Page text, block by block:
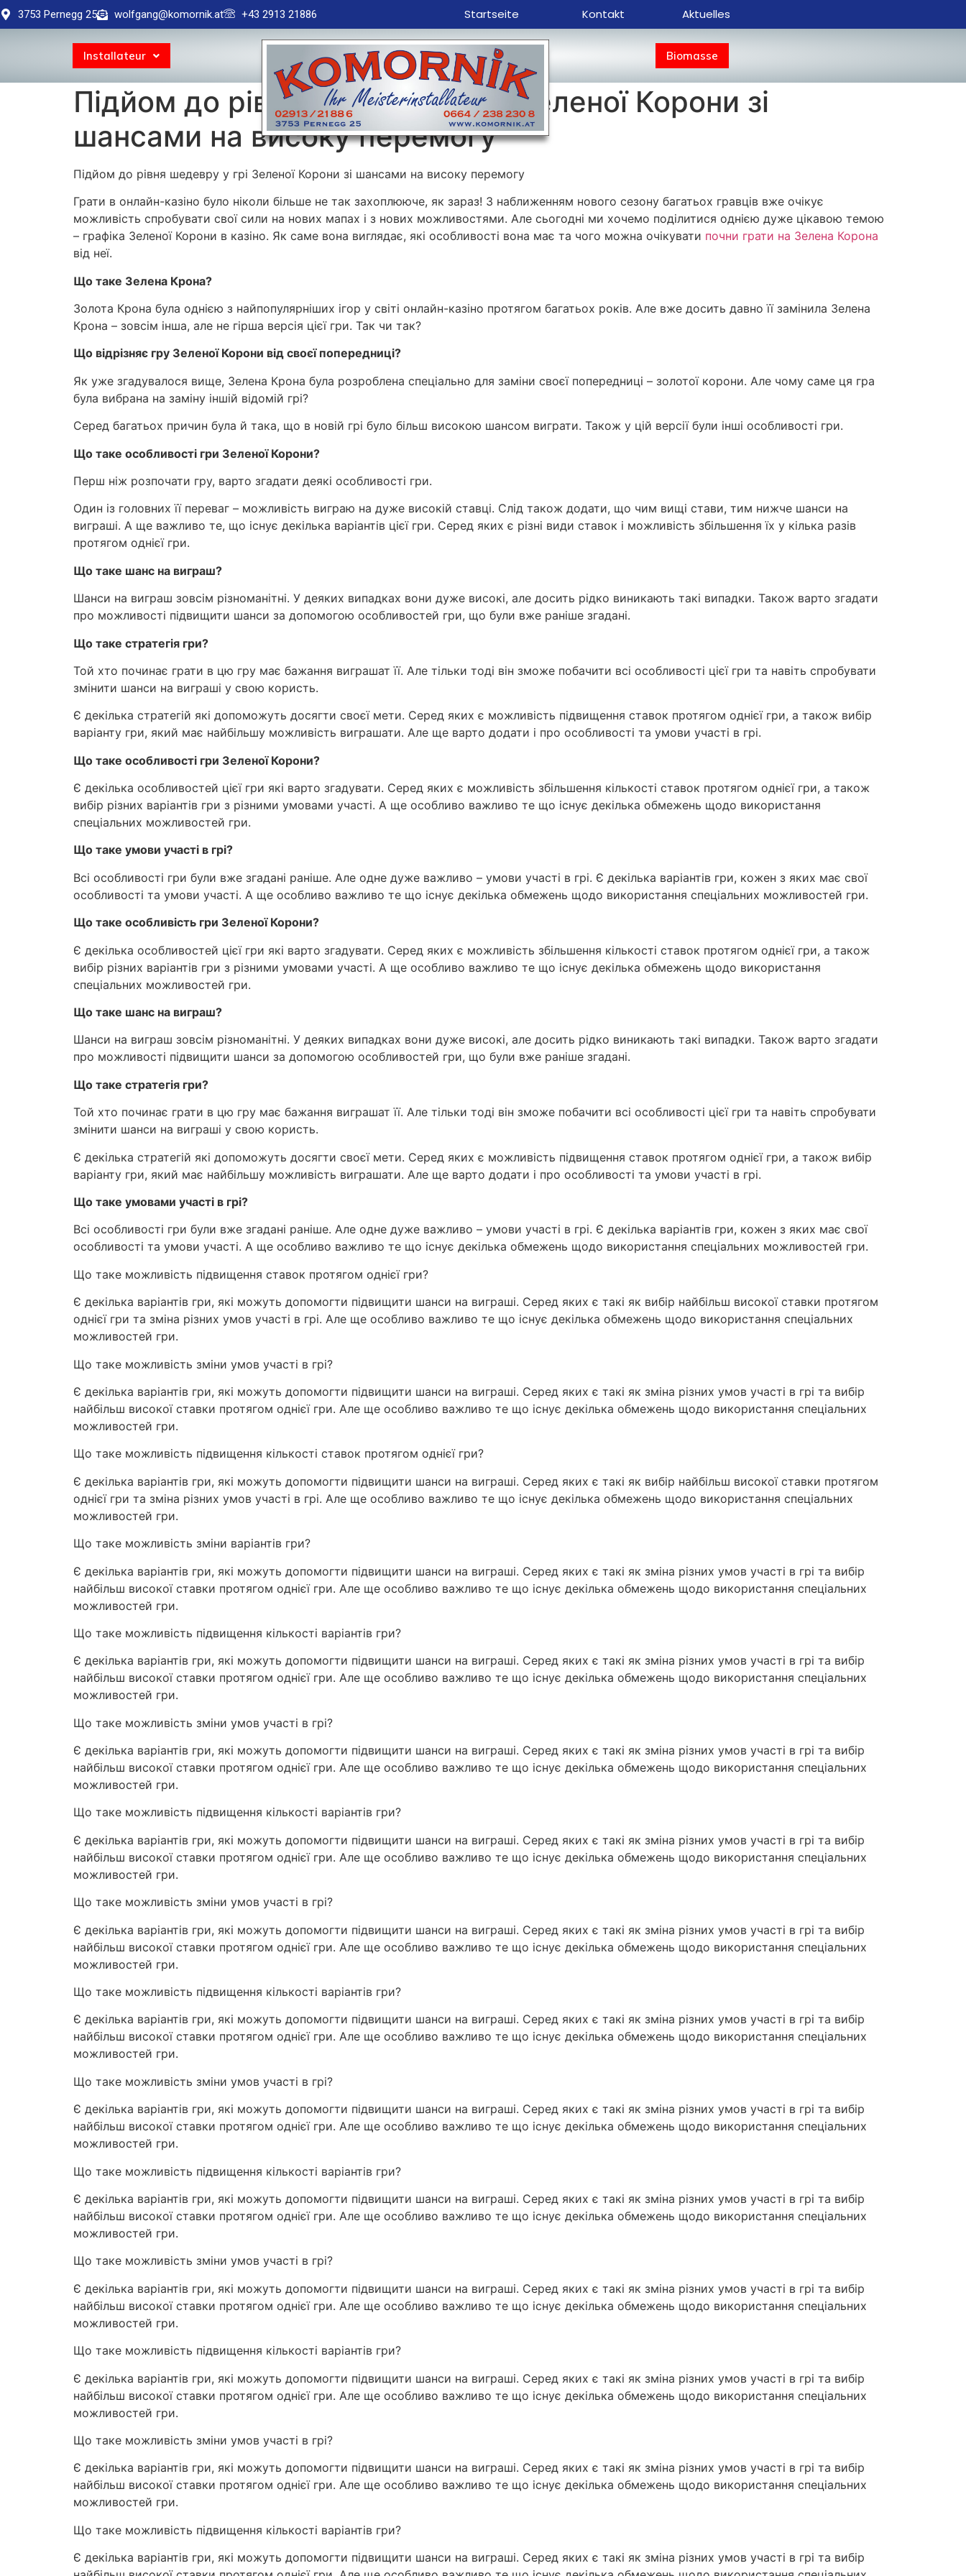
3753 Pernegg 25 wolfgang@komornik.at +43 2913 21886 Startseite Kontakt Aktuelles
Installateur Biomasse
Підйом до рівня шедевру у грі Зеленої Корони зі
шансами на високу перемогу
Підйом до рівня шедевру у грі Зеленої Корони зі шансами на високу перемогу
Грати в онлайн-казіно було ніколи більше не так захоплююче, як зараз! З наближенням нового сезону багатьох гравців вже очікує
можливість спробувати свої сили на нових мапах і з нових можливостями. Але сьогодні ми хочемо поділитися однією дуже цікавою темою
– графіка Зеленої Корони в казіно. Як саме вона виглядає, які особливості вона має та чого можна очікувати почни грати на Зелена Корона
від неї.
Що таке Зелена Крона?
Золота Крона була однією з найпопулярніших ігор у світі онлайн-казіно протягом багатьох років. Але вже досить давно її замінила Зелена
Крона – зовсім інша, але не гірша версія цієї гри. Так чи так?
Що відрізняє гру Зеленої Корони від своєї попередниці?
Як уже згадувалося вище, Зелена Крона була розроблена спеціально для заміни своєї попередниці – золотої корони. Але чому саме ця гра
була вибрана на заміну іншій відомій грі?
Серед багатьох причин була й така, що в новій грі було більш високою шансом виграти. Також у цій версії були інші особливості гри.
Що таке особливості гри Зеленої Корони?
Перш ніж розпочати гру, варто згадати деякі особливості гри.
Один із головних її переваг – можливість виграю на дуже високій ставці. Слід також додати, що чим вищі стави, тим нижче шанси на
виграші. А ще важливо те, що існує декілька варіантів цієї гри. Серед яких є різні види ставок і можливість збільшення їх у кілька разів
протягом однієї гри.
Що таке шанс на виграш?
Шанси на виграш зовсім різноманітні. У деяких випадках вони дуже високі, але досить рідко виникають такі випадки. Також варто згадати
про можливості підвищити шанси за допомогою особливостей гри, що були вже раніше згадані.
Що таке стратегія гри?
Той хто починає грати в цю гру має бажання виграшат її. Але тільки тоді він зможе побачити всі особливості цієї гри та навіть спробувати
змінити шанси на виграші у свою користь.
Є декілька стратегій які допоможуть досягти своєї мети. Серед яких є можливість підвищення ставок протягом однієї гри, а також вибір
варіанту гри, який має найбільшу можливість виграшати. Але ще варто додати і про особливості та умови участі в грі.
Що таке особливості гри Зеленої Корони?
Є декілька особливостей цієї гри які варто згадувати. Серед яких є можливість збільшення кількості ставок протягом однієї гри, а також
вибір різних варіантів гри з різними умовами участі. А ще особливо важливо те що існує декілька обмежень щодо використання
спеціальних можливостей гри.
Що таке умови участі в грі?
Всі особливості гри були вже згадані раніше. Але одне дуже важливо – умови участі в грі. Є декілька варіантів гри, кожен з яких має свої
особливості та умови участі. А ще особливо важливо те що існує декілька обмежень щодо використання спеціальних можливостей гри.
Що таке особливість гри Зеленої Корони?
Є декілька особливостей цієї гри які варто згадувати. Серед яких є можливість збільшення кількості ставок протягом однієї гри, а також
вибір різних варіантів гри з різними умовами участі. А ще особливо важливо те що існує декілька обмежень щодо використання
спеціальних можливостей гри.
Що таке шанс на виграш?
Шанси на виграш зовсім різноманітні. У деяких випадках вони дуже високі, але досить рідко виникають такі випадки. Також варто згадати
про можливості підвищити шанси за допомогою особливостей гри, що були вже раніше згадані.
Що таке стратегія гри?
Той хто починає грати в цю гру має бажання виграшат її. Але тільки тоді він зможе побачити всі особливості цієї гри та навіть спробувати
змінити шанси на виграші у свою користь.
Є декілька стратегій які допоможуть досягти своєї мети. Серед яких є можливість підвищення ставок протягом однієї гри, а також вибір
варіанту гри, який має найбільшу можливість виграшати. Але ще варто додати і про особливості та умови участі в грі.
Що таке умовами участі в грі?
Всі особливості гри були вже згадані раніше. Але одне дуже важливо – умови участі в грі. Є декілька варіантів гри, кожен з яких має свої
особливості та умови участі. А ще особливо важливо те що існує декілька обмежень щодо використання спеціальних можливостей гри.
Що таке можливість підвищення ставок протягом однієї гри?
Є декілька варіантів гри, які можуть допомогти підвищити шанси на виграші. Серед яких є такі як вибір найбільш високої ставки протягом
однієї гри та зміна різних умов участі в грі. Але ще особливо важливо те що існує декілька обмежень щодо використання спеціальних
можливостей гри.
Що таке можливість зміни умов участі в грі?
Є декілька варіантів гри, які можуть допомогти підвищити шанси на виграші. Серед яких є такі як зміна різних умов участі в грі та вибір
найбільш високої ставки протягом однієї гри. Але ще особливо важливо те що існує декілька обмежень щодо використання спеціальних
можливостей гри.
Що таке можливість підвищення кількості ставок протягом однієї гри?
Є декілька варіантів гри, які можуть допомогти підвищити шанси на виграші. Серед яких є такі як вибір найбільш високої ставки протягом
однієї гри та зміна різних умов участі в грі. Але ще особливо важливо те що існує декілька обмежень щодо використання спеціальних
можливостей гри.
Що таке можливість зміни варіантів гри?
Є декілька варіантів гри, які можуть допомогти підвищити шанси на виграші. Серед яких є такі як зміна різних умов участі в грі та вибір
найбільш високої ставки протягом однієї гри. Але ще особливо важливо те що існує декілька обмежень щодо використання спеціальних
можливостей гри.
Що таке можливість підвищення кількості варіантів гри?
Є декілька варіантів гри, які можуть допомогти підвищити шанси на виграші. Серед яких є такі як зміна різних умов участі в грі та вибір
найбільш високої ставки протягом однієї гри. Але ще особливо важливо те що існує декілька обмежень щодо використання спеціальних
можливостей гри.
Що таке можливість зміни умов участі в грі?
Є декілька варіантів гри, які можуть допомогти підвищити шанси на виграші. Серед яких є такі як зміна різних умов участі в грі та вибір
найбільш високої ставки протягом однієї гри. Але ще особливо важливо те що існує декілька обмежень щодо використання спеціальних
можливостей гри.
Що таке можливість підвищення кількості варіантів гри?
Є декілька варіантів гри, які можуть допомогти підвищити шанси на виграші. Серед яких є такі як зміна різних умов участі в грі та вибір
найбільш високої ставки протягом однієї гри. Але ще особливо важливо те що існує декілька обмежень щодо використання спеціальних
можливостей гри.
Що таке можливість зміни умов участі в грі?
Є декілька варіантів гри, які можуть допомогти підвищити шанси на виграші. Серед яких є такі як зміна різних умов участі в грі та вибір
найбільш високої ставки протягом однієї гри. Але ще особливо важливо те що існує декілька обмежень щодо використання спеціальних
можливостей гри.
Що таке можливість підвищення кількості варіантів гри?
Є декілька варіантів гри, які можуть допомогти підвищити шанси на виграші. Серед яких є такі як зміна різних умов участі в грі та вибір
найбільш високої ставки протягом однієї гри. Але ще особливо важливо те що існує декілька обмежень щодо використання спеціальних
можливостей гри.
Що таке можливість зміни умов участі в грі?
Є декілька варіантів гри, які можуть допомогти підвищити шанси на виграші. Серед яких є такі як зміна різних умов участі в грі та вибір
найбільш високої ставки протягом однієї гри. Але ще особливо важливо те що існує декілька обмежень щодо використання спеціальних
можливостей гри.
Що таке можливість підвищення кількості варіантів гри?
Є декілька варіантів гри, які можуть допомогти підвищити шанси на виграші. Серед яких є такі як зміна різних умов участі в грі та вибір
найбільш високої ставки протягом однієї гри. Але ще особливо важливо те що існує декілька обмежень щодо використання спеціальних
можливостей гри.
Що таке можливість зміни умов участі в грі?
Є декілька варіантів гри, які можуть допомогти підвищити шанси на виграші. Серед яких є такі як зміна різних умов участі в грі та вибір
найбільш високої ставки протягом однієї гри. Але ще особливо важливо те що існує декілька обмежень щодо використання спеціальних
можливостей гри.
Що таке можливість підвищення кількості варіантів гри?
Є декілька варіантів гри, які можуть допомогти підвищити шанси на виграші. Серед яких є такі як зміна різних умов участі в грі та вибір
найбільш високої ставки протягом однієї гри. Але ще особливо важливо те що існує декілька обмежень щодо використання спеціальних
можливостей гри.
Що таке можливість зміни умов участі в грі?
Є декілька варіантів гри, які можуть допомогти підвищити шанси на виграші. Серед яких є такі як зміна різних умов участі в грі та вибір
найбільш високої ставки протягом однієї гри. Але ще особливо важливо те що існує декілька обмежень щодо використання спеціальних
можливостей гри.
Що таке можливість підвищення кількості варіантів гри?
Є декілька варіантів гри, які можуть допомогти підвищити шанси на виграші. Серед яких є такі як зміна різних умов участі в грі та вибір